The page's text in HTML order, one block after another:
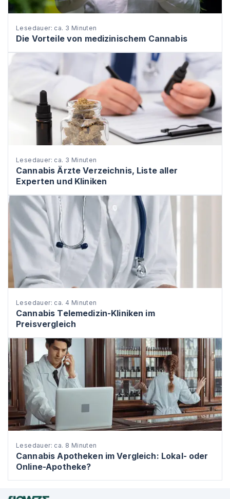
Lesedauer: ca. 3 Minuten
Die Vorteile von medizinischem Cannabis
Lesedauer: ca. 3 Minuten
Cannabis Ärzte Verzeichnis, Liste aller
Experten und Kliniken
Lesedauer: ca. 4 Minuten
Cannabis Telemedizin-Kliniken im
Preisvergleich
Lesedauer: ca. 8 Minuten
Cannabis Apotheken im Vergleich: Lokal- oder
Online-Apotheke?